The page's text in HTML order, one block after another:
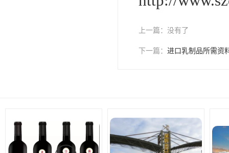
上一篇： 没有了
下一篇： 进口乳制品所需资